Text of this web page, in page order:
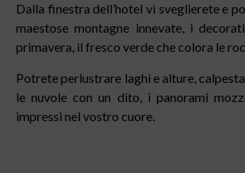
Dalla finestra dell’hotel vi sveglierete e
maestose montagne innevate, i
primavera, il fresco verde che colora le
Potrete perlustrare laghi e alture,
le nuvole con un dito, i panorami
impressi nel vostro cuore.